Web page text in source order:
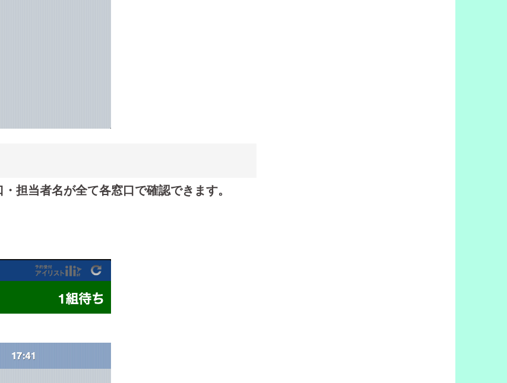
担当者名が全て各窓口で確認できます。